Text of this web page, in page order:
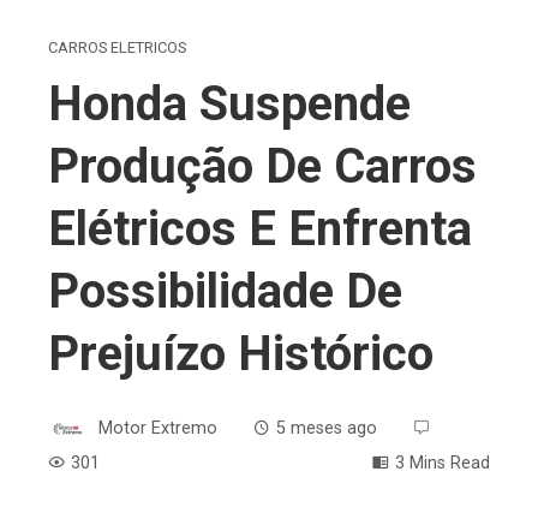
CARROS ELETRICOS
Honda Suspende
Produção De Carros
Elétricos E Enfrenta
Possibilidade De
Prejuízo Histórico
Motor Extremo
5 meses ago
301
3 Mins Read